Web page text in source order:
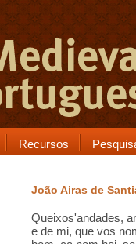
Recursos
João Airas de
Queixos'andades,
e de mi, que vos